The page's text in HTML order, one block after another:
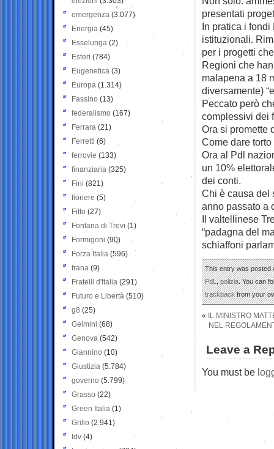
presentati
In pratica i
istituzionali.
per i progetti
Regioni che
malapena a 18
diversamente)
Peccato però
complessivi dei
Ora si promette
Come dare
Ora al Pdl
un 10%
dei conti.
Chi è causa del
anno passato a
Il valtellinese
“padagna del
schiaffoni
This entry was posted
PdL,polizia. You can
trackbackfrom your
«
IL MINISTRO
NEL
Leave a
You must be
emergenza (3.077)
Energia (45)
Esselunga (2)
Esteri (784)
Eugenetica (3)
Europa (1.314)
Fassino (13)
federalismo (167)
Ferrara (21)
Ferretti (6)
ferrovie (133)
finanziaria (325)
Fini (821)
fioriere (5)
Fitto (27)
Fontana di Trevi (1)
Formigoni (90)
Forza Italia (596)
frana (9)
Fratelli d'Italia (291)
Futuro e Libertà (510)
g8 (25)
Gelmini (68)
Genova (542)
Giannino (10)
Giustizia (5.784)
governo (5.799)
Grasso (22)
Green Italia (1)
Grillo (2.941)
Idv (4)